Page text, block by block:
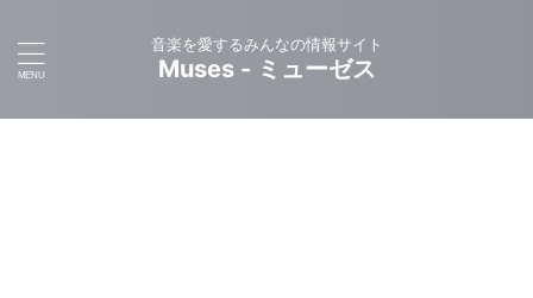
音楽を愛するみんなの情報サイト
Muses - ミューゼス